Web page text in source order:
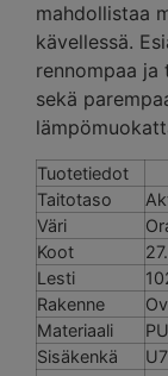
mahdollistaa
kävellessä.
rennompaa ja
sekä
Tuotetiedot
Taitotaso
Väri
Koot
Lesti
Rakenne
Materiaali
Sisäkenkä